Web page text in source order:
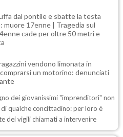
dal pontile e sbatte la testa
muore 17enne | Tragedia sul
cade per oltre 50 metri e
vendono limonata in
un motorino: denunciati
dei giovanissimi "imprenditori" non
qualche concittadino: per loro è
dei vigili chiamati a intervenire